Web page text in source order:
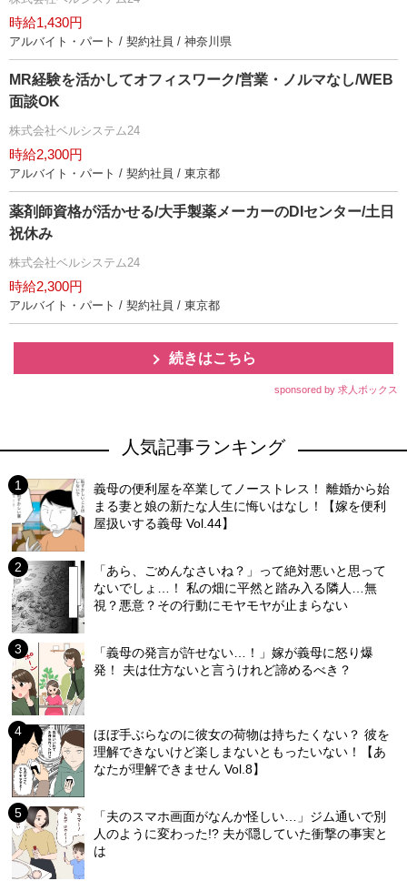
時給1,430円
アルバイト・パート / 契約社員 / 神奈川県
MR経験を活かしてオフィスワーク/営業・ノルマなし/WEB
面談OK
株式会社ベルシステム24
時給2,300円
アルバイト・パート / 契約社員 / 東京都
薬剤師資格が活かせる/大手製薬メーカーのDIセンター/土日
祝休み
株式会社ベルシステム24
時給2,300円
アルバイト・パート / 契約社員 / 東京都
続きはこちら
sponsored by 求人ボックス
人気記事ランキング
義母の便利屋を卒業してノーストレス！ 離婚から始
まる妻と娘の新たな人生に悔いはなし！【嫁を便利
屋扱いする義母 Vol.44】
「あら、ごめんなさいね？」って絶対悪いと思って
ないでしょ…！ 私の畑に平然と踏み入る隣人…無
視？悪意？その行動にモヤモヤが止まらない
「義母の発言が許せない…！」嫁が義母に怒り爆
発！ 夫は仕方ないと言うけれど諦めるべき？
ほぼ手ぶらなのに彼女の荷物は持ちたくない？ 彼を
理解できないけど楽しまないともったいない！【あ
なたが理解できません Vol.8】
「夫のスマホ画面がなんか怪しい…」ジム通いで別
人のように変わった!? 夫が隠していた衝撃の事実と
は